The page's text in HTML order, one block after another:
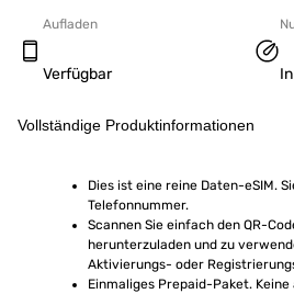
Aufladen
Verfügbar
Vollständige Produktinformationen
Dies ist eine reine Daten-eSIM.
Telefonnummer.
Scannen Sie einfach den QR-
herunterzuladen und zu
Aktivierungs- oder
Einmaliges Prepaid-Paket.